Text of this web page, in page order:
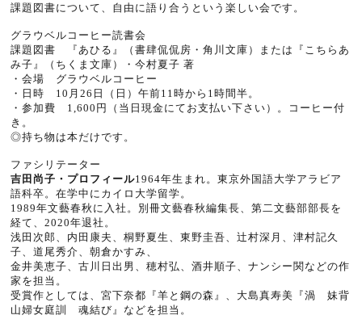
課題図書について、自由に語り合うという楽しい会です。
グラウベルコーヒー読書会
課題図書 『あひる』（書肆侃侃房・角川文庫）または『こちらあ
み子』（ちくま文庫）・今村夏子 著
・会場 グラウベルコーヒー
・日時 10月26日（日）午前11時から 1時間半。
・参加費 1,600 円（当日現金にてお支払い下さい）。コーヒー付
き。
◎持ち物は本だけです。
ファシリテーター
吉田尚子・プロフィール1964年生まれ。東京外国語大学アラビア
語科卒。在学中にカイロ大学留学。
1989年文藝春秋に入社。別冊文藝春秋編集長、第二文藝部部長を
経て、2020年退社。
浅田次郎、内田康夫、桐野夏生、東野圭吾、辻村深月、津村記久
子、道尾秀介、朝倉かすみ、
金井美恵子、古川日出男、穂村弘、酒井順子、ナンシー関などの作
家を担当。
受賞作としては、宮下奈都『羊と鋼の森』、大島真寿美『渦 妹背
山婦女庭訓 魂結び』などを担当。